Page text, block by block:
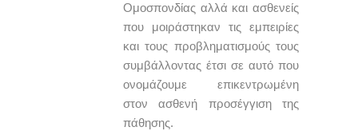
Ομοσπονδίας αλλά και ασθενείς
που μοιράστηκαν τις εμπειρίες
και τους προβληματισμούς τους
συμβάλλοντας έτσι σε αυτό που
ονομάζουμε επικεντρωμένη
στον ασθενή προσέγγιση της
πάθησης.